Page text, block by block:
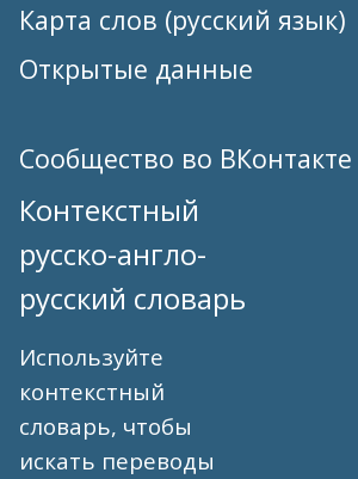
Карта слов (русский язык)
Открытые данные
Сообщество во ВКонтакте
Контекстный
русско-англо-
русский словарь
Используйте
контекстный
словарь, чтобы
искать переводы